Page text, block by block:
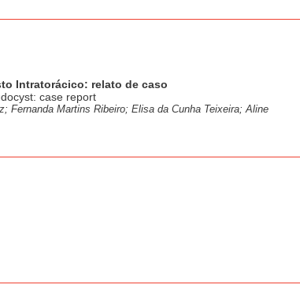
Intratorácico: relato de caso
case report
Fernanda Martins Ribeiro; Elisa da Cunha Teixeira; Aline